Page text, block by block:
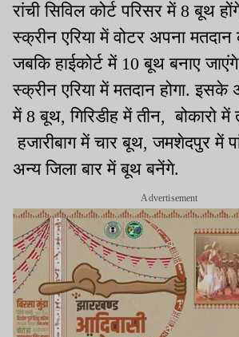
रांची सिविल कोर्ट परिसर में 8 बूथ
स्क्रीन एरिया में वोटर अपना
जबकि हाईकोर्ट में 10 बूथ बनाए
स्क्रीन एरिया में मतदान होगा. इसके
में 8 बूथ, गिरिडीह में तीन, बोकारो में
हजारीबाग में चार बूथ, जमशेदपुर में
अन्य जिला बार में बूथ बनेंगे.
Advertisement